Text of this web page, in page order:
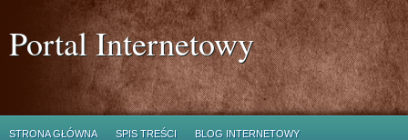
Portal Internetowy
STRONA GŁÓWNA SPIS TREŚCI BLOG INTERNETOWY